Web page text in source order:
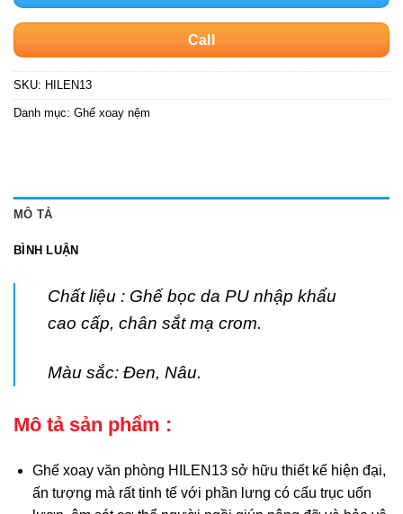
Call
SKU: HILEN13
Danh mục: Ghế xoay nệm
MÔ TẢ
BÌNH LUẬN
Chất liệu : Ghế bọc da PU nhập khẩu
cao cấp, chân sắt mạ crom.
Màu sắc: Đen, Nâu.
Mô tả sản phẩm :
Ghế xoay văn phòng HILEN13 sở hữu thiết kế hiện đại,
ấn tượng mà rất tinh tế với phần lưng có cấu trục uốn